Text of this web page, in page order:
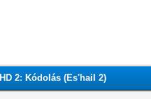
2: Kódolás (Es'hail 2)